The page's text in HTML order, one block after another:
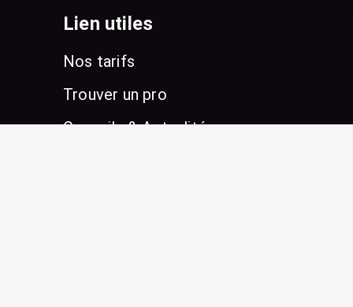
Lien utiles
Nos tarifs
Trouver un pro
Conseils & Actualités